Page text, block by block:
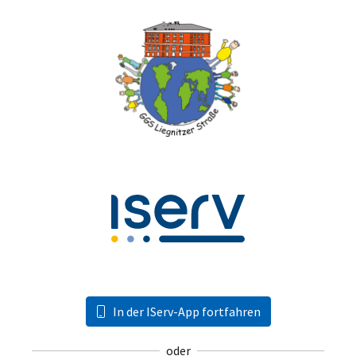
In der IServ-App fortfahren
oder